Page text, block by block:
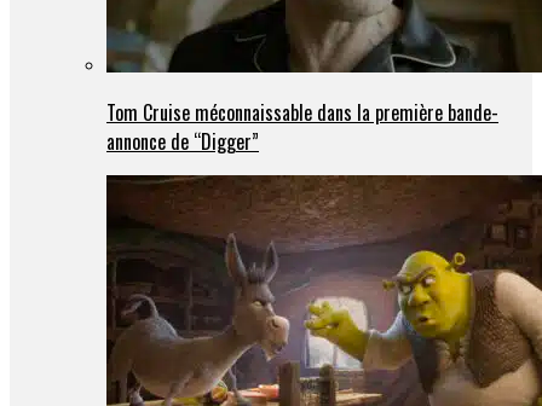
Tom Cruise méconnaissable dans la première bande-
annonce de “Digger”